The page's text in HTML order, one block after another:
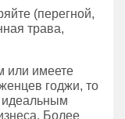
(перегной,
трава,
или имеете
годжи, то
идеальным
Более